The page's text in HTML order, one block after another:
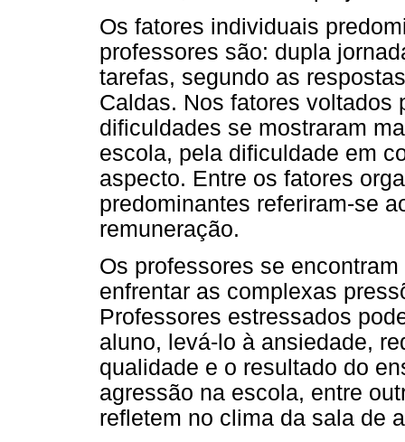
Os fatores individuais
professores são: dupla
tarefas, segundo as
Caldas. Nos fatores voltados
dificuldades se mostraram
escola, pela dificuldade em
aspecto. Entre os fatores
predominantes referiram-se
remuneração.
Os professores se
enfrentar as complexas
Professores estressados
aluno, levá-lo à ansiedade,
qualidade e o resultado do
agressão na escola, entre
refletem no clima da sala de